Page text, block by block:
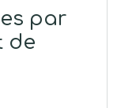
par
de